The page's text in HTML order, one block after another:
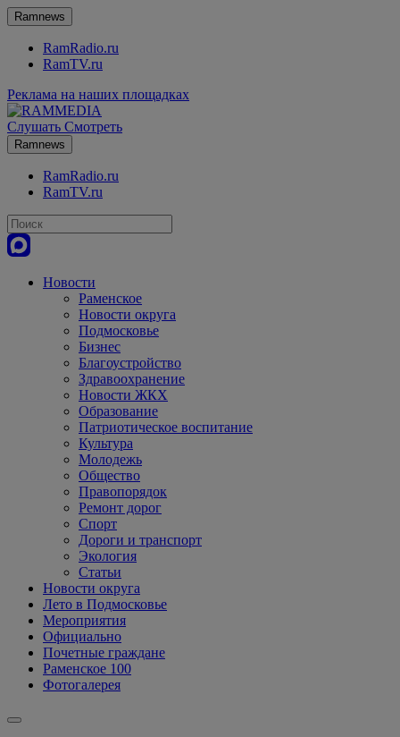
Ramnews
RamRadio.ru
RamTV.ru
Реклама на наших площадках
Слушать Смотреть
Ramnews
RamRadio.ru
RamTV.ru
Новости
Раменское
Новости округа
Подмосковье
Бизнес
Благоустройство
Здравоохранение
Новости ЖКХ
Образование
Патриотическое воспитание
Культура
Молодежь
Общество
Правопорядок
Ремонт дорог
Спорт
Дороги и транспорт
Экология
Статьи
Новости округа
Лето в Подмосковье
Мероприятия
Официально
Почетные граждане
Раменское 100
Фотогалерея